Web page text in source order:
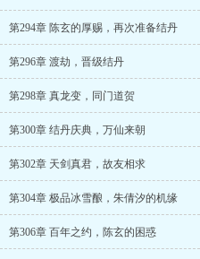
第294章 陈玄的厚赐，再次准备结丹
第296章 渡劫，晋级结丹
第298章 真龙变，同门道贺
第300章 结丹庆典，万仙来朝
第302章 天剑真君，故友相求
第304章 极品冰雪酿，朱倩汐的机缘
第306章 百年之约，陈玄的困惑